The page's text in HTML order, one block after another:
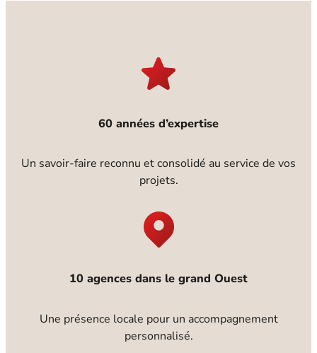
60 années d’expertise
Un savoir-faire reconnu et consolidé au service de vos
projets.
10 agences dans le grand Ouest
Une présence locale pour un accompagnement
personnalisé.